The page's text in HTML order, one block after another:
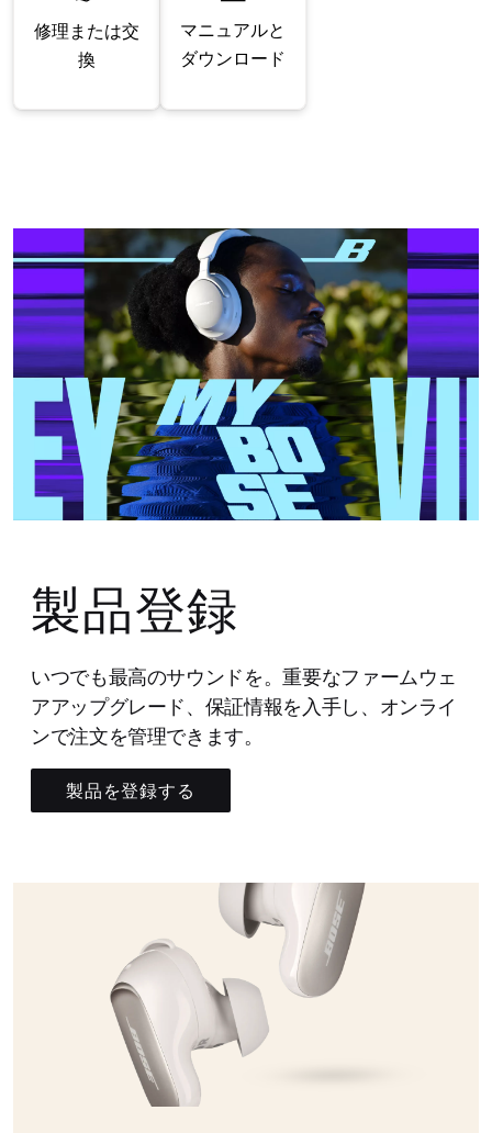
修理または交
換
マニュアルと
ダウンロード
製品登録
いつでも最高のサウンドを。重要なファームウェ
アアップグレード、保証情報を入手し、オンライ
ンで注文を管理できます。
製品を登録する